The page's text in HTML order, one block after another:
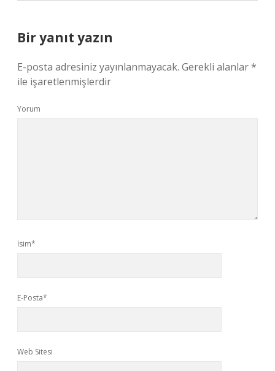
Bir yanıt yazın
E-posta adresiniz yayınlanmayacak. Gerekli alanlar*
ile işaretlenmişlerdir
Yorum
İsim*
E-Posta*
Web Sitesi